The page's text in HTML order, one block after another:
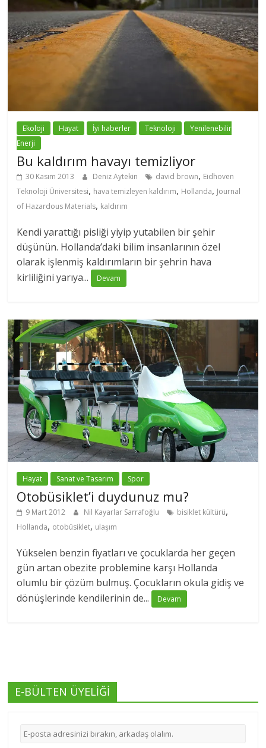
Ekoloji Hayat İyi haberler Teknoloji
Yenilenebilir
Enerji
Bu kaldırım havayı temizliyor
30 Kasım 2013 Deniz Aytekin david brown, Eidhoven
Teknoloji Üniversitesi, hava temizleyen kaldırım, Hollanda, Journal
of Hazardous Materials, kaldırım
Kendi yarattığı pisliği yiyip yutabilen bir şehir
düşünün. Hollanda’daki bilim insanlarının özel
olarak işlenmiş kaldırımların bir şehrin hava
kirliliğini yarıya...
Devam
Hayat Sanat ve Tasarım Spor
Otobüsiklet’i duydunuz mu?
9 Mart 2012 Nil Kayarlar Sarrafoğlu bisiklet kültürü,
Hollanda, otobüsiklet, ulaşım
Yükselen benzin fiyatları ve çocuklarda her geçen
gün artan obezite problemine karşı Hollanda
olumlu bir çözüm bulmuş. Çocukların okula gidiş ve
dönüşlerinde kendilerinin de...
Devam
E-BÜLTEN ÜYELİĞİ